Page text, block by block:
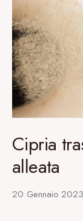
Cipria
alleata
20 Gennaio 2023